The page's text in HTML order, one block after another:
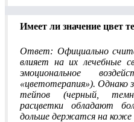
Имеет ли значение цвет
Ответ: Официально
влияет на их лечебные
эмоциональное
«цветотерапия»). Однако
тейпов (черный,
расцветки обладают
дольше держатся на коже